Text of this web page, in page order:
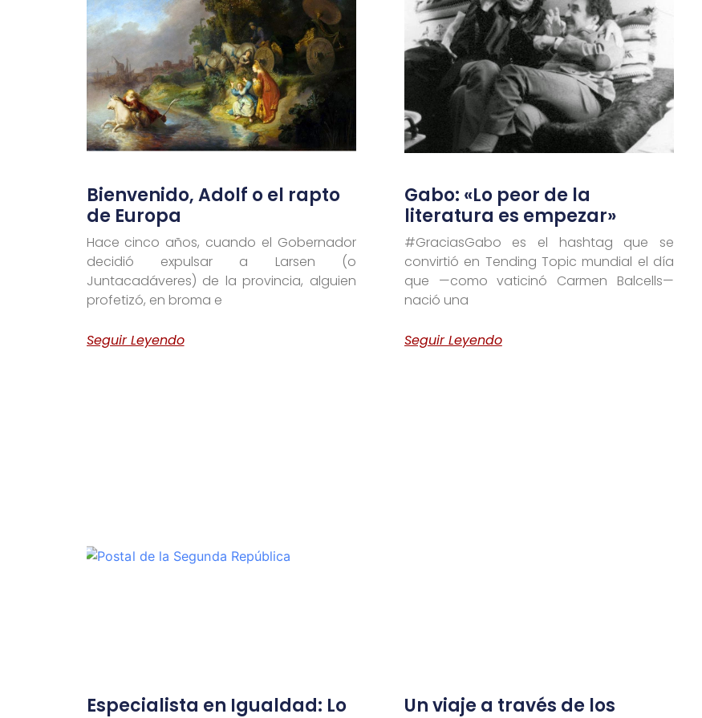
Bienvenido, Adolf o el rapto
de Europa
Hace cinco años, cuando el Gobernador
decidió expulsar a Larsen (o
Juntacadáveres) de la provincia, alguien
profetizó, en broma e
Seguir Leyendo
Gabo: «Lo peor de la
literatura es empezar»
#GraciasGabo es el hashtag que se
convirtió en Tending Topic mundial el día
que —como vaticinó Carmen Balcells—
nació una
Seguir Leyendo
Especialista en Igualdad: Lo
Un viaje a través de los